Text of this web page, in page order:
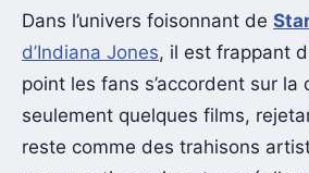
Dans l’univers foisonnant de
d’Indiana Jones, il est frappant
point les fans s’accordent sur la
seulement quelques films,
reste comme des trahisons